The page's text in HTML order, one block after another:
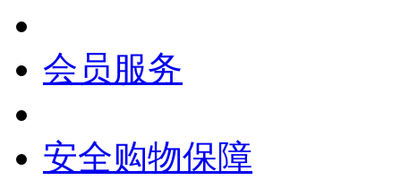
会员服务
安全购物保障